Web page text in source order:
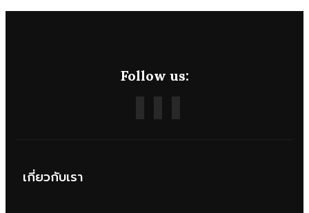
Follow us:
เกี่ยวกับเรา